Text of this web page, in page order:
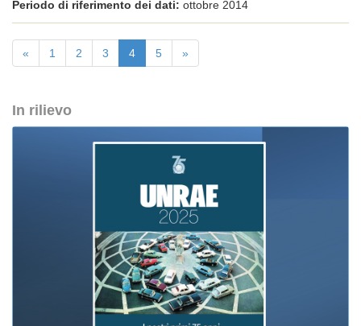
Periodo di riferimento dei dati: ottobre 2014
« 1 2 3 4 5 »
In rilievo